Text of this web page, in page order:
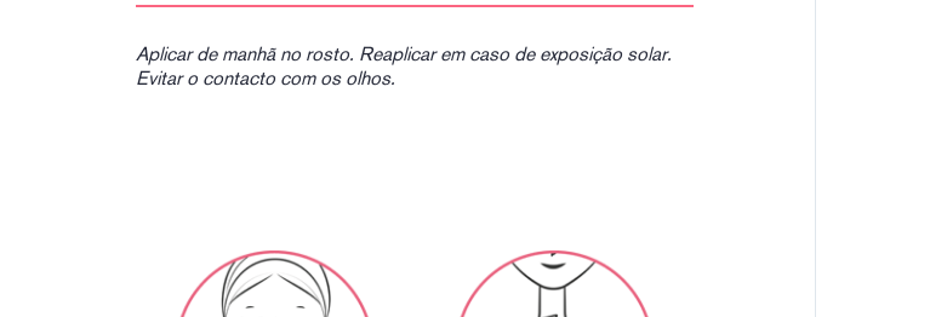
Aplicar de manhã no rosto. Reaplicar em caso de exposição solar.
Evitar o contacto com os olhos.